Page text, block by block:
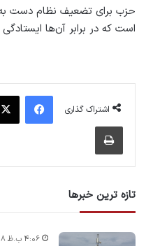
حزب برای تضعیف نظام دست به
است که در برابر آن‌ها
اشتراک گذاری
فیس بوک
تازه ترین خبرها
۴:۰۶ ب.ظ ۱۸ اسد ۱۴۰۵